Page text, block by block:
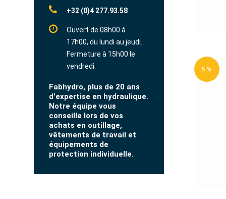
5 %
+32 (0)4 277.93.58
Ouvert de 08h00 à
17h00, du lundi au jeudi.
Fermeture à 15h00 le
vendredi.
Fabhydro, plus de 20 ans
d'expertise en hydraulique.
Notre équipe vous
conseille lors de vos
achats en outillage,
vêtements de travail et
équipements de
protection individuelle.